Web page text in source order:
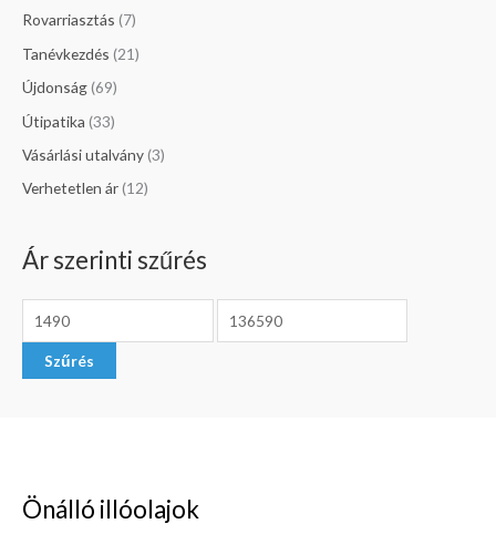
Rovarriasztás (7)
Tanévkezdés (21)
Újdonság(69)
Útipatika (33)
Vásárlási utalvány(3)
Verhetetlen ár(12)
Ár szerinti szűrés
Szűrés
Önálló illóolajok